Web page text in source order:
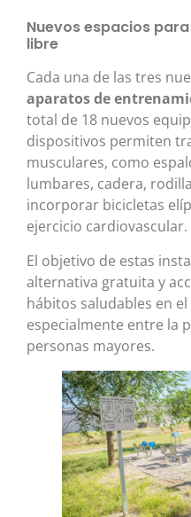
Nuevos espacios
libre
Cada una de las tres
aparatos de
total de 18 nuevos
dispositivos permiten
musculares, como
lumbares, cadera,
incorporar bicicletas
ejercicio cardiovascular.
El objetivo de estas
alternativa gratuita y
hábitos saludables en
especialmente entre la
personas mayores.